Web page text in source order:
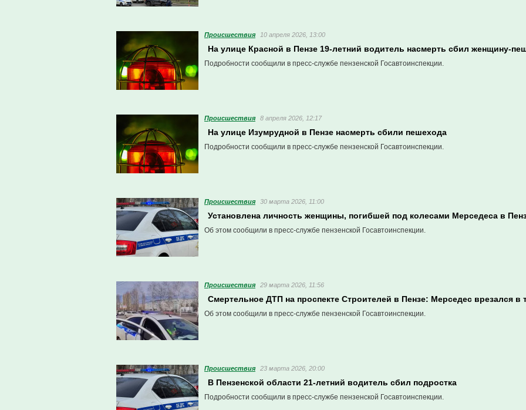
Проиcшествия 10 апреля 2026, 13:00
На улице Красной в Пензе 19-летний водитель насмерть сбил женщину-
Подробности сообщили в пресс-службе пензенской Госавтоинспекции.
Проиcшествия 8 апреля 2026, 12:17
На улице Изумрудной в Пензе насмерть сбили пешехода
Подробности сообщили в пресс-службе пензенской Госавтоинспекции.
Проиcшествия 30 марта 2026, 11:00
Установлена личность женщины, погибшей под колесами Мерседеса в
Об этом сообщили в пресс-службе пензенской Госавтоинспекции.
Проиcшествия 29 марта 2026, 11:56
Смертельное ДТП на проспекте Строителей в Пензе: Мерседес врезался в
Об этом сообщили в пресс-службе пензенской Госавтоинспекции.
Проиcшествия 23 марта 2026, 20:00
В Пензенской области 21-летний водитель сбил подростка
Подробности сообщили в пресс-службе пензенской Госавтоинспекции.